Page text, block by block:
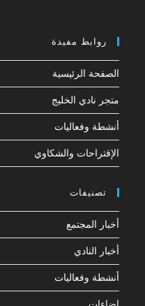
روابط مفيدة
الصفحة الرئيسية
متجر نادي الخليج
أنشطة وفعاليات
الإقتراحات والشكاوي
تصنيفات
أخبار المجتمع
أخبار النادي
أنشطة وفعاليات